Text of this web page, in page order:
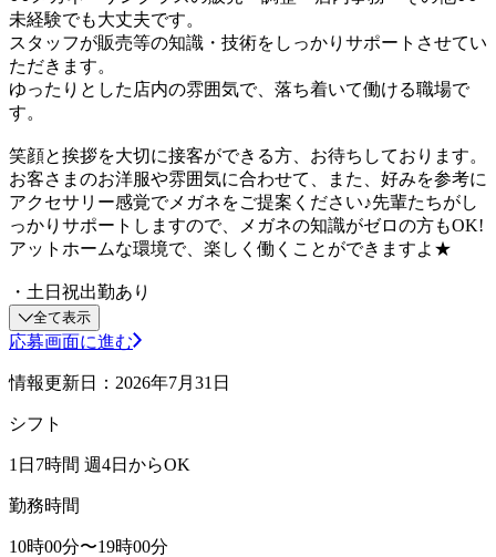
未経験でも大丈夫です。
スタッフが販売等の知識・技術をしっかりサポートさせてい
ただきます。
ゆったりとした店内の雰囲気で、落ち着いて働ける職場で
す。
笑顔と挨拶を大切に接客ができる方、お待ちしております。
お客さまのお洋服や雰囲気に合わせて、また、好みを参考に
アクセサリー感覚でメガネをご提案ください♪先輩たちがし
っかりサポートしますので、メガネの知識がゼロの方もOK!
アットホームな環境で、楽しく働くことができますよ★
・土日祝出勤あり
全て表示
応募画面に進む
情報更新日：2026年7月31日
シフト
1日7時間 週4日からOK
勤務時間
10時00分〜19時00分